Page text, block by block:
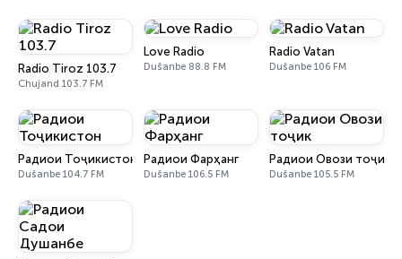
Radio Tiroz 103.7
Chujand 103.7 FM
Love Radio
Dušanbe 88.8 FM
Radio Vatan
Dušanbe 106 FM
Радиои Тоҷикистон
Dušanbe 104.7 FM
Радиои Фарҳанг
Dušanbe 106.5 FM
Радиои Овози тоҷик
Dušanbe 105.5 FM